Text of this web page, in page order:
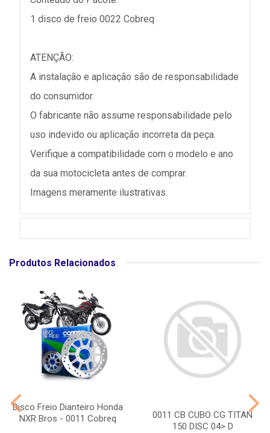
1 disco de freio 0022 Cobreq
ATENÇÃO:
A instalação e aplicação são de responsabilidade
do consumidor.
O fabricante não assume responsabilidade pelo
uso indevido ou aplicação incorreta da peça.
Verifique a compatibilidade com o modelo e ano
da sua motocicleta antes de comprar.
Imagens meramente ilustrativas.
Produtos Relacionados
Disco Freio Dianteiro Honda
NXR Bros - 0011 Cobreq
0011 CB CUBO CG TITAN
150 DISC 04> D